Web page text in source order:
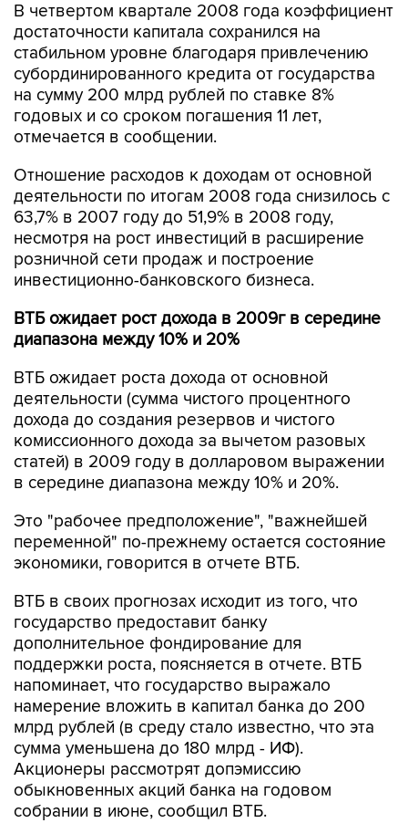
В четвертом квартале 2008 года коэффициент
достаточности капитала сохранился на
стабильном уровне благодаря привлечению
субординированного кредита от государства
на сумму 200 млрд рублей по ставке 8%
годовых и со сроком погашения 11 лет,
отмечается в сообщении.
Отношение расходов к доходам от основной
деятельности по итогам 2008 года снизилось с
63,7% в 2007 году до 51,9% в 2008 году,
несмотря на рост инвестиций в расширение
розничной сети продаж и построение
инвестиционно-банковского бизнеса.
ВТБ ожидает рост дохода в 2009г в середине
диапазона между 10% и 20%
ВТБ ожидает роста дохода от основной
деятельности (сумма чистого процентного
дохода до создания резервов и чистого
комиссионного дохода за вычетом разовых
статей) в 2009 году в долларовом выражении
в середине диапазона между 10% и 20%.
Это "рабочее предположение", "важнейшей
переменной" по-прежнему остается состояние
экономики, говорится в отчете ВТБ.
ВТБ в своих прогнозах исходит из того, что
государство предоставит банку
дополнительное фондирование для
поддержки роста, поясняется в отчете. ВТБ
напоминает, что государство выражало
намерение вложить в капитал банка до 200
млрд рублей (в среду стало известно, что эта
сумма уменьшена до 180 млрд - ИФ).
Акционеры рассмотрят допэмиссию
обыкновенных акций банка на годовом
собрании в июне, сообщил ВТБ.